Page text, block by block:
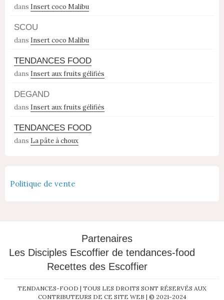
dans Insert coco Malibu
SCOU
dans Insert coco Malibu
TENDANCES FOOD
dans Insert aux fruits gélifiés
DEGAND
dans Insert aux fruits gélifiés
TENDANCES FOOD
dans La pâte à choux
Politique de vente
Partenaires
Les Disciples Escoffier de tendances-food
Recettes des Escoffier
TENDANCES-FOOD | TOUS LES DROITS SONT RÉSERVÉS AUX
CONTRIBUTEURS DE CE SITE WEB | © 2021-2024